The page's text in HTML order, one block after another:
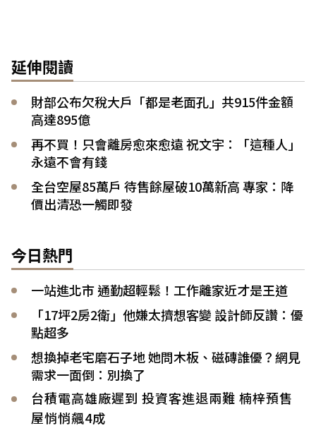
延伸閱讀
財部公布欠稅大戶「都是老面孔」共915件金額
高達895億
再不買！只會離房愈來愈遠 祝文宇：「這種人」
永遠不會有錢
全台空屋85萬戶 待售餘屋破10萬新高 專家：降
價出清恐一觸即發
今日熱門
一站進北市 通勤超輕鬆！工作離家近才是王道
「17坪2房2衛」他嫌太擠想客變 設計師反讚：優
點超多
想換掉老宅磨石子地 她問木板、磁磚誰優？網見
需求一面倒：別換了
台積電高雄廠遲到 投資客進退兩難 楠梓預售
屋悄悄飆4成